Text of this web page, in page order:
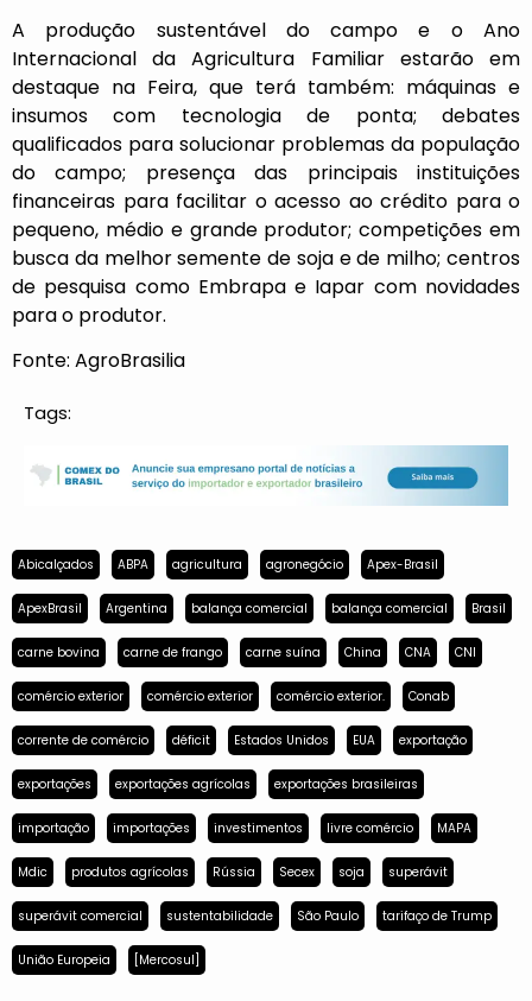
A produção sustentável do campo e o Ano
Internacional da Agricultura Familiar estarão em
destaque na Feira, que terá também: máquinas e
insumos com tecnologia de ponta; debates
qualificados para solucionar problemas da população
do campo; presença das principais instituições
financeiras para facilitar o acesso ao crédito para o
pequeno, médio e grande produtor; competições em
busca da melhor semente de soja e de milho; centros
de pesquisa como Embrapa e Iapar com novidades
para o produtor.
Fonte: AgroBrasilia
Tags:
Abicalçados ABPA agricultura agronegócio Apex-Brasil
ApexBrasil Argentina balança comercial balança comercial Brasil
carne bovina carne de frango carne suína China CNA CNI
comércio exterior comércio exterior comércio exterior. Conab
corrente de comércio déficit Estados Unidos EUA exportação
exportações exportações agrícolas exportações brasileiras
importação importações investimentos livre comércio MAPA
Mdic produtos agrícolas Rússia Secex soja superávit
superávit comercial sustentabilidade São Paulo tarifaço de Trump
União Europeia [Mercosul]